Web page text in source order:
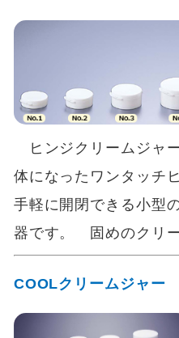
ヒンジクリームジャ
体になったワンタッチ
手軽に開閉できる小型
器です。 固めのクリ
COOLクリームジャー